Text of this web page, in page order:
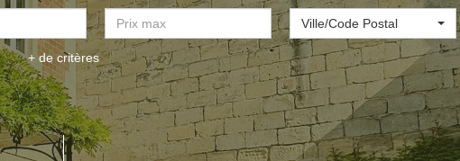
Ville/Code Postal
+ de critères